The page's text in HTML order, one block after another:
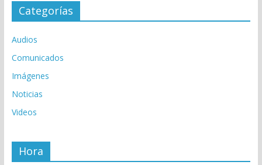
Categorías
Audios
Comunicados
Imágenes
Noticias
Videos
Hora